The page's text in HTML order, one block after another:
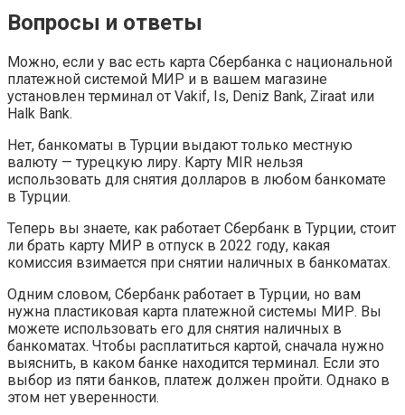
Вопросы и ответы
Можно, если у вас есть карта Сбербанка с национальной
платежной системой МИР и в вашем магазине
установлен терминал от Vakif, Is, Deniz Bank, Ziraat или
Halk Bank.
Нет, банкоматы в Турции выдают только местную
валюту — турецкую лиру. Карту MIR нельзя
использовать для снятия долларов в любом банкомате
в Турции.
Теперь вы знаете, как работает Сбербанк в Турции, стоит
ли брать карту МИР в отпуск в 2022 году, какая
комиссия взимается при снятии наличных в банкоматах.
Одним словом, Сбербанк работает в Турции, но вам
нужна пластиковая карта платежной системы МИР. Вы
можете использовать его для снятия наличных в
банкоматах. Чтобы расплатиться картой, сначала нужно
выяснить, в каком банке находится терминал. Если это
выбор из пяти банков, платеж должен пройти. Однако в
этом нет уверенности.